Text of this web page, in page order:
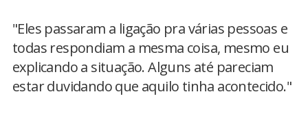
"Eles passaram a ligação pra várias pessoas e
todas respondiam a mesma coisa, mesmo eu
explicando a situação. Alguns até pareciam
estar duvidando que aquilo tinha acontecido."